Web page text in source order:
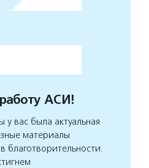
АСИ!
вас была актуальная
материалы
благотворительности.